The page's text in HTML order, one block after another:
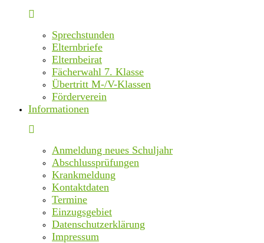
Sprechstunden
Elternbriefe
Elternbeirat
Fächerwahl 7. Klasse
Übertritt M-/V-Klassen
Förderverein
Informationen
Anmeldung neues Schuljahr
Abschlussprüfungen
Krankmeldung
Kontaktdaten
Termine
Einzugsgebiet
Datenschutzerklärung
Impressum